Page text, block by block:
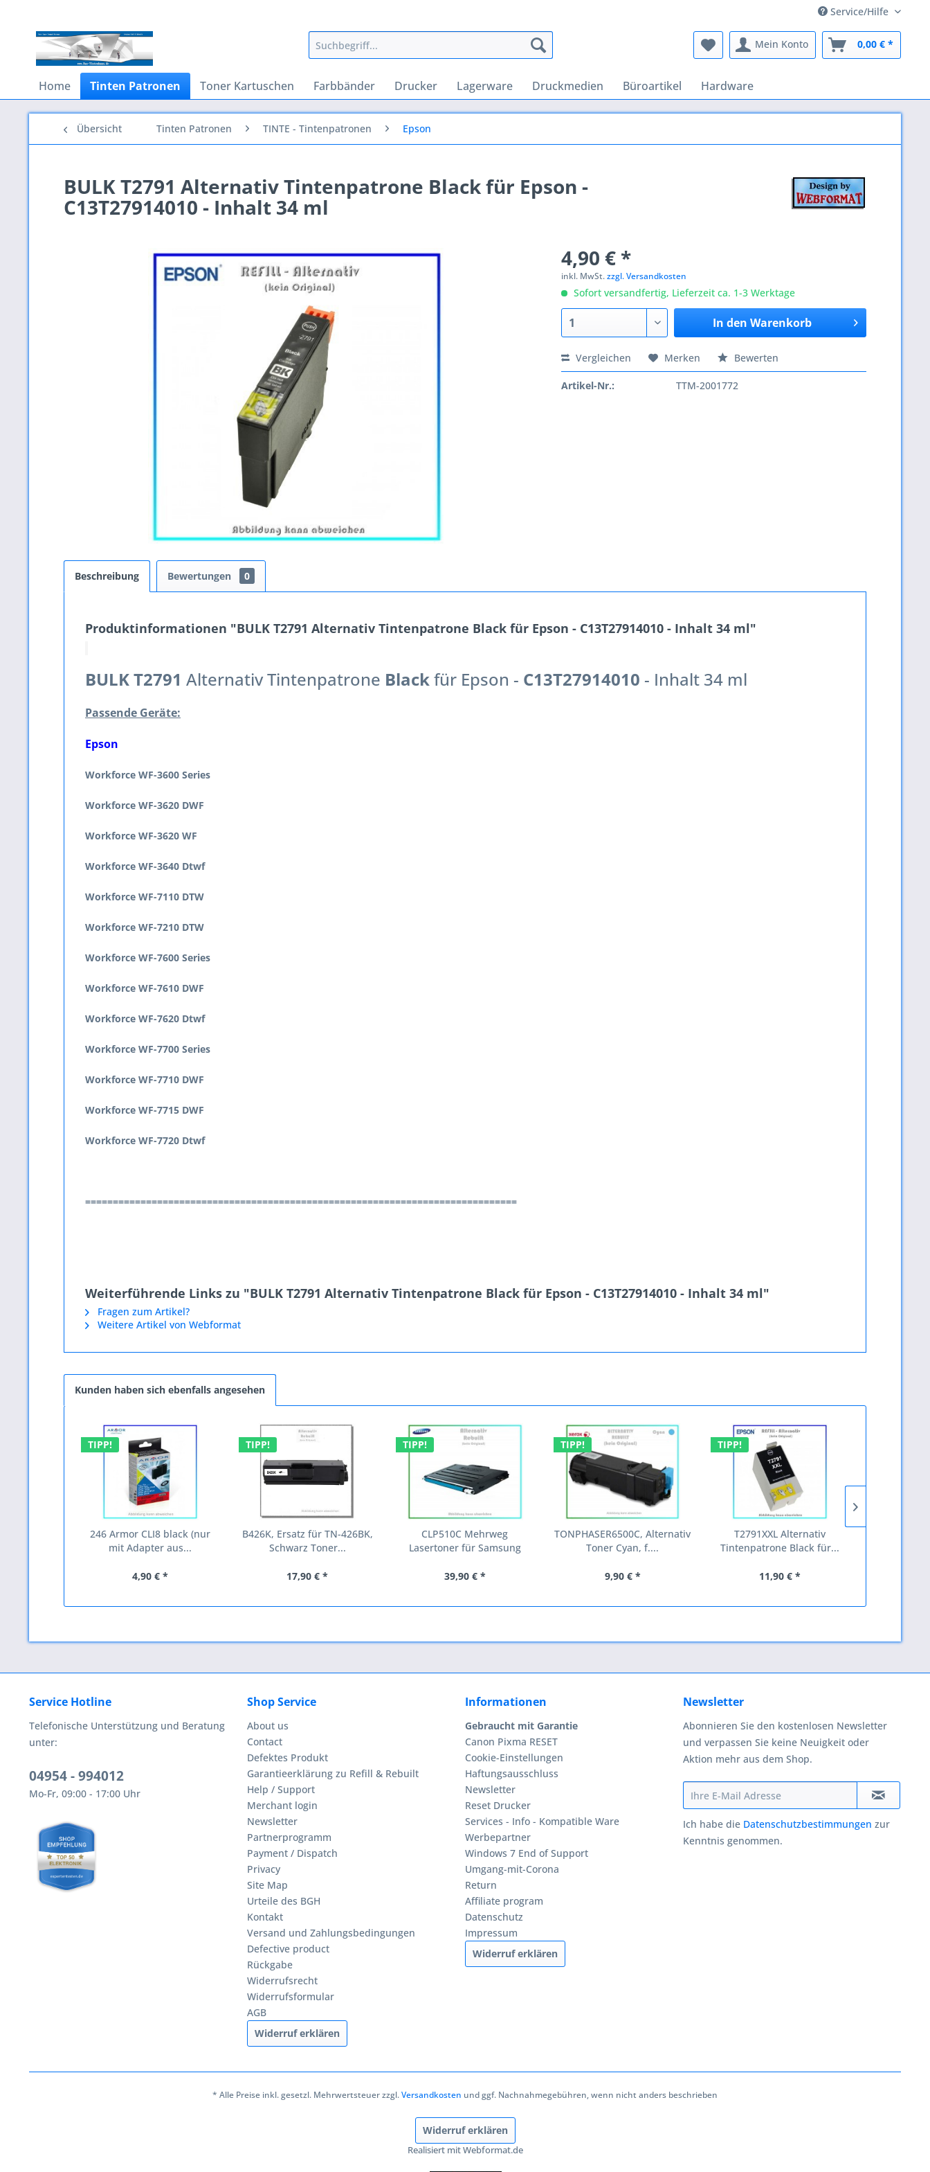
Service/Hilfe
Mein Konto 0,00 € *
Home Tinten Patronen Toner Kartuschen Farbbänder Drucker Lagerware Druckmedien Büroartikel Hardware
Übersicht Tinten Patronen TINTE - Tintenpatronen Epson
BULK T2791 Alternativ Tintenpatrone Black für Epson -
C13T27914010 - Inhalt 34 ml
4,90 € *
inkl. MwSt.zzgl. Versandkosten
Sofort versandfertig, Lieferzeit ca. 1-3 Werktage
In den Warenkorb
Vergleichen Merken Bewerten
Artikel-Nr.: TTM-2001772
Beschreibung Bewertungen 0
Produktinformationen "BULK T2791 Alternativ Tintenpatrone Black für Epson - C13T27914010 - Inhalt 34 ml"
BULK T2791 Alternativ Tintenpatrone Blackfür Epson - C13T27914010 - Inhalt 34 ml
Passende Geräte:
Epson
Workforce WF-3600 Series
Workforce WF-3620 DWF
Workforce WF-3620 WF
Workforce WF-3640 Dtwf
Workforce WF-7110 DTW
Workforce WF-7210 DTW
Workforce WF-7600 Series
Workforce WF-7610 DWF
Workforce WF-7620 Dtwf
Workforce WF-7700 Series
Workforce WF-7710 DWF
Workforce WF-7715 DWF
Workforce WF-7720 Dtwf
==============================================================================
Weiterführende Links zu "BULK T2791 Alternativ Tintenpatrone Black für Epson - C13T27914010 - Inhalt 34 ml"
Fragen zum Artikel?
Weitere Artikel von Webformat
Kunden haben sich ebenfalls angesehen
TIPP!
246 Armor CLI8 black (nur
mit Adapter aus...
4,90 € *
TIPP!
B426K, Ersatz für TN-426BK,
Schwarz Toner...
17,90 € *
TIPP!
CLP510C Mehrweg
Lasertoner für Samsung
39,90 € *
TIPP!
TONPHASER6500C, Alternativ
Toner Cyan, f....
9,90 € *
TIPP!
T2791XXL Alternativ
Tintenpatrone Black für...
11,90 € *
Service Hotline
Telefonische Unterstützung und Beratung
unter:
04954 - 994012
Mo-Fr, 09:00 - 17:00 Uhr
Shop Service
About us
Contact
Defektes Produkt
Garantieerklärung zu Refill & Rebuilt
Help / Support
Merchant login
Newsletter
Partnerprogramm
Payment / Dispatch
Privacy
Site Map
Urteile des BGH
Kontakt
Versand und Zahlungsbedingungen
Defective product
Rückgabe
Widerrufsrecht
Widerrufsformular
AGB
Widerruf erklären
Informationen
Gebraucht mit Garantie
Canon Pixma RESET
Cookie-Einstellungen
Haftungsausschluss
Newsletter
Reset Drucker
Services - Info - Kompatible Ware
Werbepartner
Windows 7 End of Support
Umgang-mit-Corona
Return
Affiliate program
Datenschutz
Impressum
Widerruf erklären
Newsletter
Abonnieren Sie den kostenlosen Newsletter
und verpassen Sie keine Neuigkeit oder
Aktion mehr aus dem Shop.
Ich habe die Datenschutzbestimmungen zur
Kenntnis genommen.
* Alle Preise inkl. gesetzl. Mehrwertsteuer zzgl.Versandkosten und ggf. Nachnahmegebühren, wenn nicht anders beschrieben
Widerruf erklären
Realisiert mit Webformat.de